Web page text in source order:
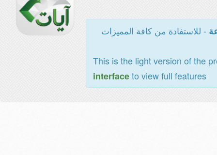
- للاستفادة من كافة المميزات
This is the light version of the
interfaceto view full features